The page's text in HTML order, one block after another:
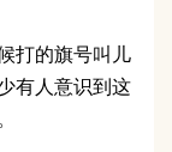
打的旗号叫儿
有人意识到这